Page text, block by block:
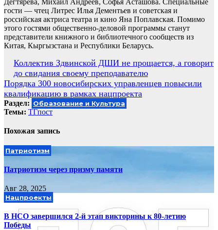
Дегтярева, Михаил Андреев, Софья Асташова. Специальные
гости — чтец Литрес Илья Дементьев и советская и
российская актриса театра и кино Яна Поплавская. Помимо
этого гостями общественно-деловой программы станут
представители книжного и библиотечного сообществ из
Китая, Кыргызстана и Республики Беларусь.
Навигация
по
записям
Коллектив Здвинской ДШИ не прощается, а говорит
до свидания своему преподавателю
Порядка 300 новосибирских управленцев повысили
квалификацию в рамках нацпроекта
Раздел: Образование и Культура
Темы: ТГпост
Похожая запись
Патриотизм
Патриотизм через призму памяти
Авг 28, 2025
Нацпроекты
В НСО завершился 2-й этап викторины к 80-летию
Победы